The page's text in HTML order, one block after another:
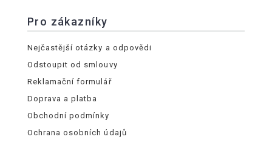
Pro zákazníky
Nejčastější otázky a odpovědi
Odstoupit od smlouvy
Reklamační formulář
Doprava a platba
Obchodní podmínky
Ochrana osobních údajů